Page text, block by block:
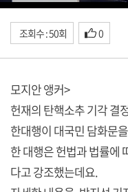
조회수 : 50회 0
모지안 앵커>
헌재의 탄핵소추 기각 결
한대행이 대국민 담화문
한 대행은 헌법과 법률에
다고 강조했는데요.